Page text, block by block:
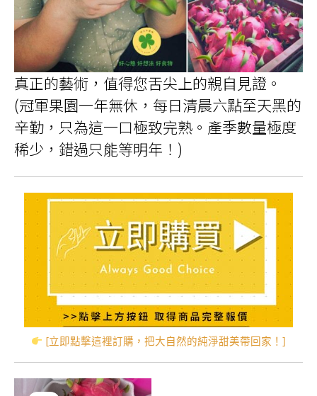
真正的藝術，值得您舌尖上的親自見證。
(冠軍果園一年無休，每日清晨六點至天黑的
辛勤，只為這一口極致完熟。產季數量極度
稀少，錯過只能等明年！)
[立即點擊這裡訂購，把大自然的純淨甜美帶回家！]